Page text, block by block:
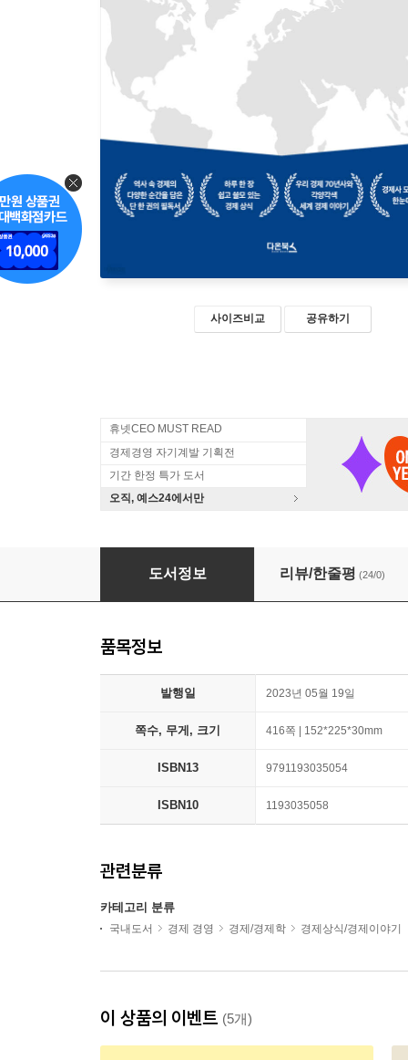
사이즈비교 공유하기
휴넷CEO MUST READ
경제경영 자기계발 기획전
기간 한정 특가 도서
오직, 예스24에서만
1일 1페이지 경제사 365
도서정보 리뷰/한줄평 (24/0)
품목정보
발행일 2023년 05월 19일
쪽수, 무게, 크기 416쪽 | 152*225*30mm
ISBN13 9791193035054
ISBN10 1193035058
관련분류
카테고리 분류
국내도서 경제 경영 경제/경제학 경제상식/경제이야기
이 상품의 이벤트 (5개)